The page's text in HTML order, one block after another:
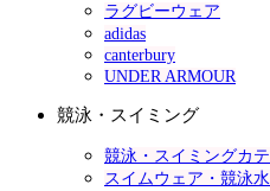
ラグビーウェア
adidas
canterbury
UNDER ARMOUR
競泳・スイミング
競泳・スイミングカ
スイムウェア・競泳